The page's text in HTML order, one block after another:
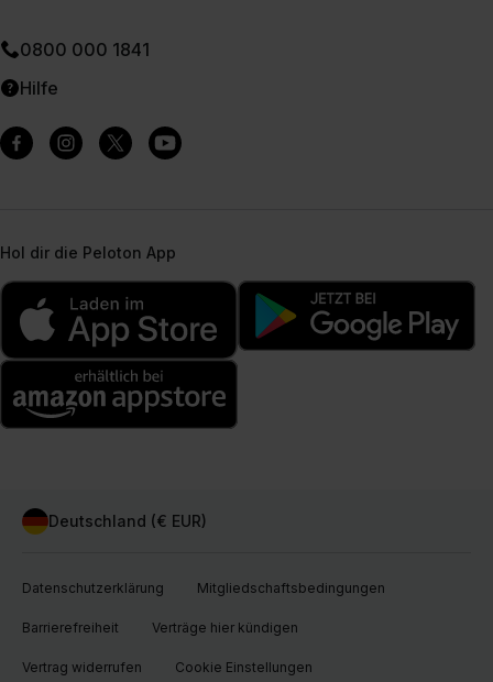
0800 000 1841
Hilfe
Hol dir die Peloton App
Deutschland (€ EUR)
Datenschutzerklärung Mitgliedschaftsbedingungen
Barrierefreiheit Verträge hier kündigen
Vertrag widerrufen Cookie Einstellungen